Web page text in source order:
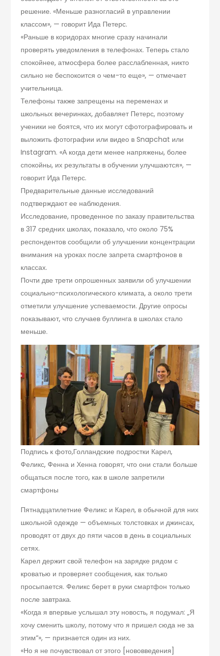
решение. «Меньше разногласий в управлении
классом», — говорит Ида Петерс.
«Раньше в коридорах многие сразу начинали
проверять уведомления в телефонах. Теперь стало
спокойнее, атмосфера более расслабленная, никто
сильно не беспокоится о чем-то еще», — отмечает
учительница.
Телефоны также запрещены на переменах и
школьных вечеринках, добавляет Петерс, поэтому
ученики не боятся, что их могут сфотографировать и
выложить фотографии или видео в Snapchat или
Instagram. «А когда дети менее напряжены, более
спокойны, их результаты в обучении улучшаются», —
говорит Ида Петерс.
Предварительные данные исследований
подтверждают ее наблюдения.
Исследование, проведенное по заказу правительства
в 317 средних школах, показало, что около 75%
респондентов сообщили об улучшении концентрации
внимания на уроках после запрета смартфонов в
классах.
Почти две трети опрошенных заявили об улучшении
социально-психологического климата, а около трети
отметили улучшение успеваемости. Другие опросы
показывают, что случаев буллинга в школах стало
меньше.
Подпись к фото,Голландские подростки Карел,
Феликс, Фенна и Хенна говорят, что они стали больше
общаться после того, как в школе запретили
смартфоны
Пятнадцатилетние Феликс и Карел, в обычной для них
школьной одежде — объемных толстовках и джинсах,
проводят от двух до пяти часов в день в социальных
сетях.
Карел держит свой телефон на зарядке рядом с
кроватью и проверяет сообщения, как только
просыпается. Феликс берет в руки смартфон только
после завтрака.
«Когда я впервые услышал эту новость, я подумал: „Я
хочу сменить школу, потому что я пришел сюда не за
этим“», — признается один из них.
«Но я не почувствовал от этого [нововведения]